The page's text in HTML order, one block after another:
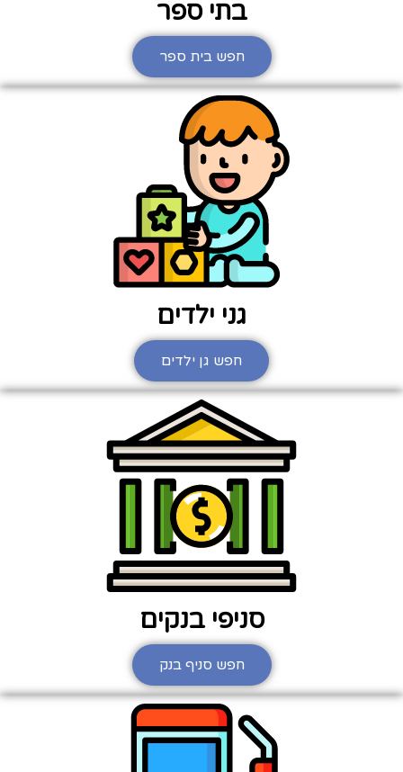
בתי ספר
חפש בית ספר
גני ילדים
חפש גן ילדים
סניפי בנקים
חפש סניף בנק